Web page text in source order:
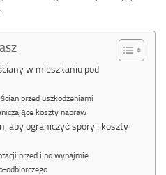
w mieszkaniu pod
przed uszkodzeniami
koszty napraw
aby ograniczyć spory i koszty
przed i po wynajmie
odbiorczego